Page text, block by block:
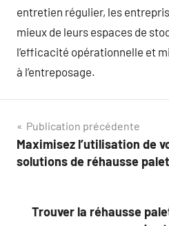
entretien régulier, les
mieux de leurs espaces de
l’efficacité opérationnelle et
à l’entreposage.
Navigation
de
Publication précédente
Maximisez l’utilisation de
solutions de réhausse
Trouver la réhausse